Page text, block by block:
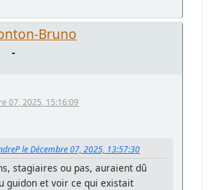
Bruno
-
07, 2025, 15:16:09
le Décembre 07, 2025, 13:57:30
stagiaires ou pas, auraient dû
guidon et voir ce qui existait